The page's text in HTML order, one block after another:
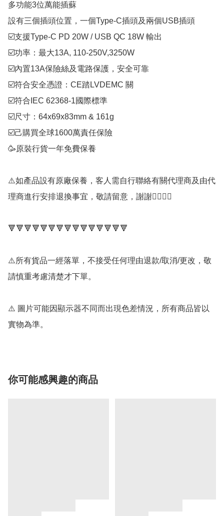
多功能3位萬能插蘇
設有三個插頭位置，一個Type-C插頭及兩個USB插頭
☑️支援Type-C PD 20W / USB QC 18W 輸出
☑️功率：最大13A, 110-250V,3250W
☑️內置13A保險絲及電路保護，安全可靠
☑️符合安全憑證：CE踏LVDEMC 關
☑️符合IEC 62368-1國際標準
☑️尺寸：64x69x83mm & 161g
☑️己購買全球1600萬責任保險
🥳原裝行貨一年免費保養
⚠️如產品設有原廠保養，客人需自行聯絡有關代理商及由代
理商進行安排退換事宜，敬請留意，謝謝🙇‍♂️🙇‍♂️
🔻🔻🔻🔻🔻🔻🔻🔻🔻🔻🔻🔻🔻🔻🔻
⚠️所有貨品一經落單，不接受任何理由退款/取消/更改，敬
請慎重考慮清楚才下單。
⚠️ 圖片可能因顯示器不同而出現色差情況，所有商品皆以
你可能感興趣的商品